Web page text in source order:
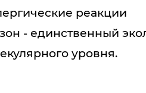
реакции
- единственный
уровня.